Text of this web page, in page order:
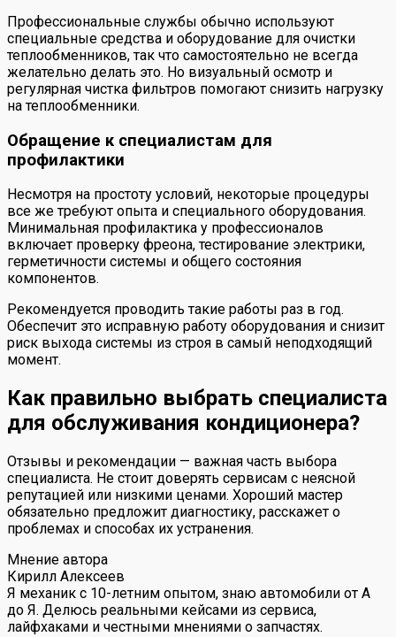
Профессиональные службы обычно используют
специальные средства и оборудование для очистки
теплообменников, так что самостоятельно не всегда
желательно делать это. Но визуальный осмотр и
регулярная чистка фильтров помогают снизить нагрузку
на теплообменники.
Обращение к специалистам для
профилактики
Несмотря на простоту условий, некоторые процедуры
все же требуют опыта и специального оборудования.
Минимальная профилактика у профессионалов
включает проверку фреона, тестирование электрики,
герметичности системы и общего состояния
компонентов.
Рекомендуется проводить такие работы раз в год.
Обеспечит это исправную работу оборудования и снизит
риск выхода системы из строя в самый неподходящий
момент.
Как правильно выбрать специалиста
для обслуживания кондиционера?
Отзывы и рекомендации — важная часть выбора
специалиста. Не стоит доверять сервисам с неясной
репутацией или низкими ценами. Хороший мастер
обязательно предложит диагностику, расскажет о
проблемах и способах их устранения.
Мнение автора
Кирилл Алексеев
Я механик с 10-летним опытом, знаю автомобили от А
до Я. Делюсь реальными кейсами из сервиса,
лайфхаками и честными мнениями о запчастях.